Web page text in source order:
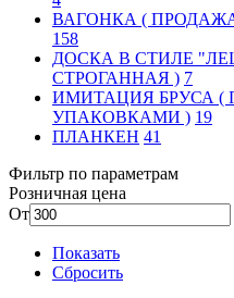
ВАГОНКА (
158
ДОСКА В СТИЛЕ
СТРОГАННАЯ ) 7
ИМИТАЦИЯ БРУСА (
УПАКОВКАМИ ) 19
ПЛАНКЕН 41
Фильтр по параметрам
Розничная цена
От
Показать
Сбросить